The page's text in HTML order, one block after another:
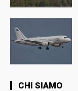
CHI SIAMO